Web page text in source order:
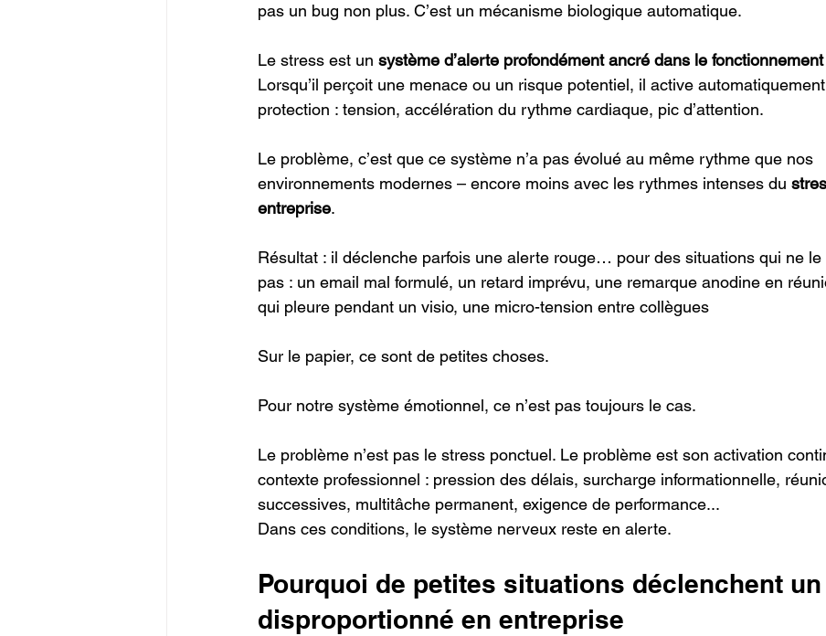
pas un bug non plus. C’est un mécanisme biologique automatique.
Le stress est un système d’alerte profondément ancré dans le
Lorsqu’il perçoit une menace ou un risque potentiel, il active
protection : tension, accélération du rythme cardiaque, pic d’attention.
Le problème, c’est que ce système n’a pas évolué au même rythme que nos
environnements modernes – encore moins avec les rythmes intenses du
entreprise.
Résultat : il déclenche parfois une alerte rouge… pour des situations qui ne le
pas : un email mal formulé, un retard imprévu, une remarque anodine en
qui pleure pendant un visio, une micro-tension entre collègues
Sur le papier, ce sont de petites choses.
Pour notre système émotionnel, ce n’est pas toujours le cas.
Le problème n’est pas le stress ponctuel. Le problème est son activation
contexte professionnel : pression des délais, surcharge informationnelle,
successives, multitâche permanent, exigence de performance...
Dans ces conditions, le système nerveux reste en alerte.
Pourquoi de petites situations déclenchent
disproportionné en entreprise